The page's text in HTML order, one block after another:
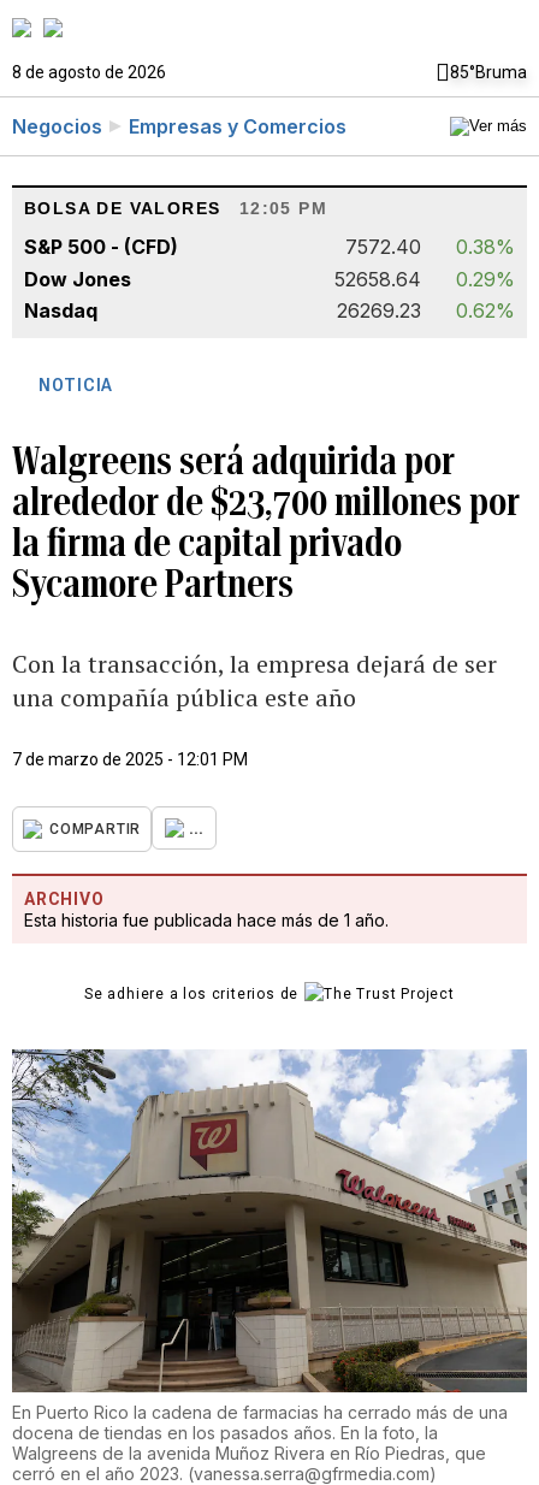
8 de agosto de 2026 85°Bruma
Negocios Empresas y Comercios
BOLSA DE VALORES 12:05 PM
S&P 500 - (CFD) 7572.40
0.38%
Dow Jones
52658.64
0.29%
Nasdaq
26269.23 0.62%
NOTICIA
Walgreens será adquirida por
alrededor de $23,700 millones por
la firma de capital privado
Sycamore Partners
Con la transacción, la empresa dejará de ser
una compañía pública este año
7 de marzo de 2025 - 12:01 PM
COMPARTIR ...
ARCHIVO
Esta historia fue publicada hace más de 1 año.
Se adhiere a los criterios de
En Puerto Rico la cadena de farmacias ha cerrado más de una
docena de tiendas en los pasados años. En la foto, la
Walgreens de la avenida Muñoz Rivera en Río Piedras, que
cerró en el año 2023. (vanessa.serra@gfrmedia.com)